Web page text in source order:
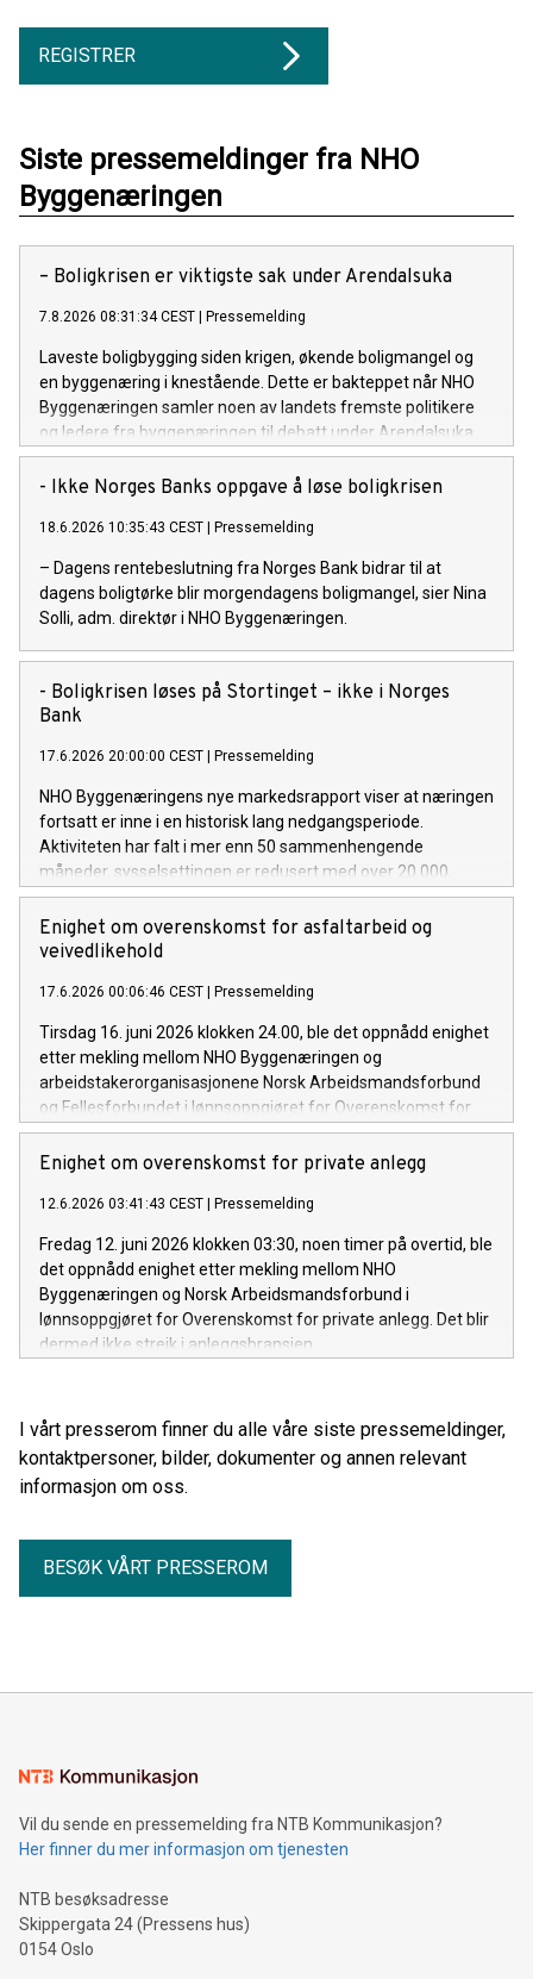
REGISTRER
Siste pressemeldinger fra NHO
Byggenæringen
– Boligkrisen er viktigste sak under Arendalsuka
7.8.2026 08:31:34 CEST | Pressemelding
Laveste boligbygging siden krigen, økende boligmangel og
en byggenæring i knestående. Dette er bakteppet når NHO
Byggenæringen samler noen av landets fremste politikere
og ledere fra byggenæringen til debatt under Arendalsuka.
- Ikke Norges Banks oppgave å løse boligkrisen
18.6.2026 10:35:43 CEST | Pressemelding
– Dagens rentebeslutning fra Norges Bank bidrar til at
dagens boligtørke blir morgendagens boligmangel, sier Nina
Solli, adm. direktør i NHO Byggenæringen.
- Boligkrisen løses på Stortinget – ikke i Norges
Bank
17.6.2026 20:00:00 CEST | Pressemelding
NHO Byggenæringens nye markedsrapport viser at næringen
fortsatt er inne i en historisk lang nedgangsperiode.
Aktiviteten har falt i mer enn 50 sammenhengende
måneder, sysselsettingen er redusert med over 20 000,
konkursnivået er høyt, og boligbyggingen ligger fortsatt på et
historisk lavt nivå. Det har ikke vært bygget færre boliger enn
siden krigen, og boliggapet er snart på størrelse med
Enighet om overenskomst for asfaltarbeid og
veivedlikehold
17.6.2026 00:06:46 CEST | Pressemelding
Tirsdag 16. juni 2026 klokken 24.00, ble det oppnådd enighet
etter mekling mellom NHO Byggenæringen og
arbeidstakerorganisasjonene Norsk Arbeidsmandsforbund
og Fellesforbundet i lønnsoppgjøret for Overenskomst for
asfaltarbeid og veivedlikehold.
Enighet om overenskomst for private anlegg
12.6.2026 03:41:43 CEST | Pressemelding
Fredag 12. juni 2026 klokken 03:30, noen timer på overtid, ble
det oppnådd enighet etter mekling mellom NHO
Byggenæringen og Norsk Arbeidsmandsforbund i
lønnsoppgjøret for Overenskomst for private anlegg. Det blir
dermed ikke streik i anleggsbransjen.
I vårt presserom finner du alle våre siste pressemeldinger,
kontaktpersoner, bilder, dokumenter og annen relevant
informasjon om oss.
BESØK VÅRT PRESSEROM
Vil du sende en pressemelding fra NTB Kommunikasjon?
Her finner du mer informasjon om tjenesten
NTB besøksadresse
Skippergata 24 (Pressens hus)
0154 Oslo